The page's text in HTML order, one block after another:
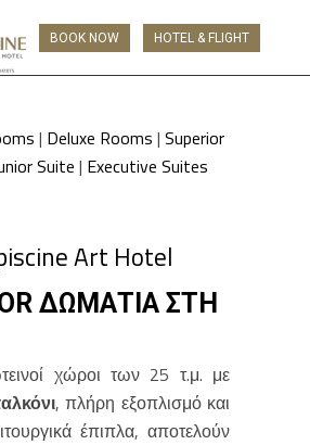
BOOK NOW HOTEL & FLIGHT
| Deluxe Rooms | Superior
Suite | Executive Suites
Art Hotel
ΔΩΜΆΤΙΑ ΣΤΗ
χώροι των 25 τ.μ. με
, πλήρη εξοπλισμό και
έπιπλα, αποτελούν